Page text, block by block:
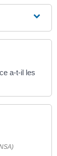
a-t-il les